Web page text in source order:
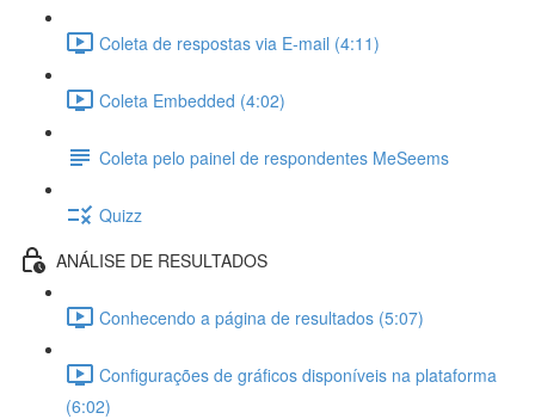
Coleta de respostas via E-mail (4:11)
Coleta Embedded (4:02)
Coleta pelo painel de respondentes MeSeems
Quizz
ANÁLISE DE RESULTADOS
Conhecendo a página de resultados (5:07)
Configurações de gráficos disponíveis na plataforma
(6:02)